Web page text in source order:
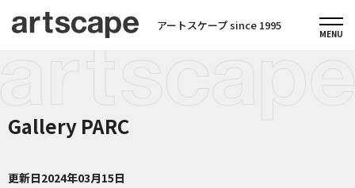
アートスケープ since 1995
Gallery PARC
更新日2024年03月15日